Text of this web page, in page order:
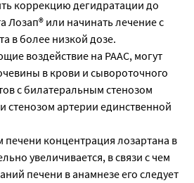
коррекцию дегидратации до
Лозап® или начинать лечение с
в более низкой дозе.
воздействие на РААС, могут
в крови и сывороточного
с билатеральным стенозом
стенозом артерии единственной
концентрация лозартана в
увеличивается, в связи с чем
печени в анамнезе его следует